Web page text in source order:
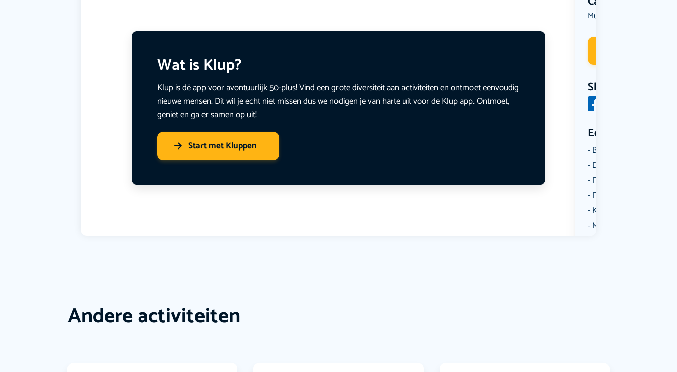
Muziek
Share
Een aantal
Borrelen
Dansen
Fietsen
Film
Kunst & Cultuur
Muziek
Wat is Klup?
Klup is dé app voor avontuurlijk 50-plus! Vind een grote diversiteit aan activiteiten en ontmoet eenvoudig
nieuwe mensen. Dit wil je echt niet missen dus we nodigen je van harte uit voor de Klup app. Ontmoet,
geniet en ga er samen op uit!
Start met Kluppen
Andere activiteiten